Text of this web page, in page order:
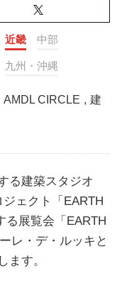
近畿 中部
九州・沖縄
AMDL CIRCLE , 建
る建築スタジオ
ェクト「EARTH
る展覧会「EARTH
レ・デ・ルッキと
ます。